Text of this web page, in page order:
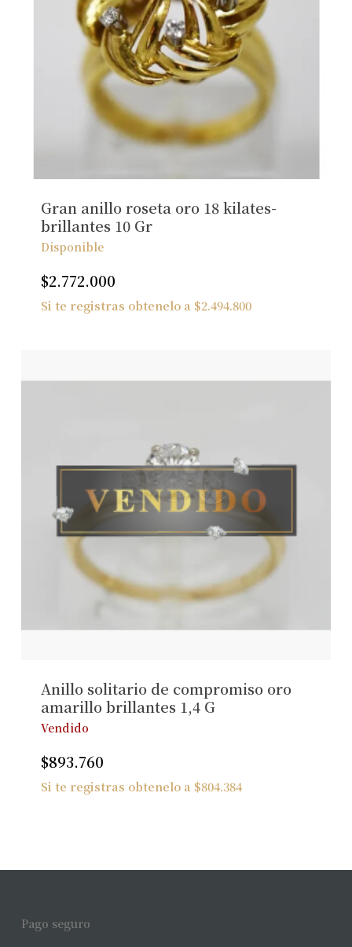
Gran anillo roseta oro 18 kilates-
brillantes 10 Gr
Disponible
$2.772.000
Si te registras obtenelo a $2.494.800
Anillo solitario de compromiso oro
amarillo brillantes 1,4 G
Vendido
$893.760
Si te registras obtenelo a $804.384
Pago seguro